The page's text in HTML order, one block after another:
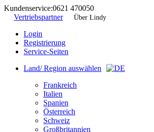
Kundenservice:0621 470050
Vertriebspartner
Über Lindy
Login
Registrierung
Service-Seiten
Land/ Region auswählen
Frankreich
Italien
Spanien
Österreich
Schweiz
Großbritannien